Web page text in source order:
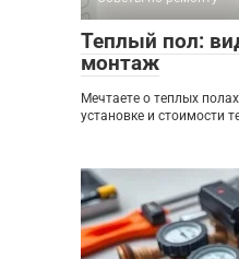
Теплый пол:
монтаж
Мечтаете о теплых
установке и стоимости